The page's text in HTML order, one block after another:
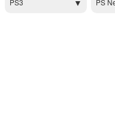
PS3 PS